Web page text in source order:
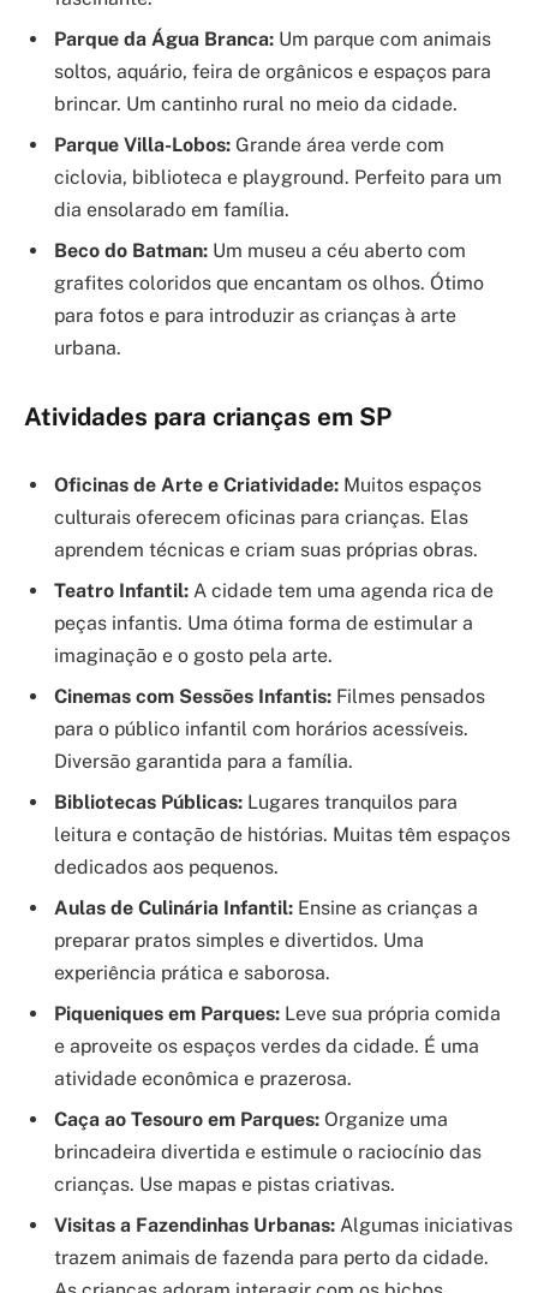
Parque da Água Branca: Um parque com animais
soltos, aquário, feira de orgânicos e espaços para
brincar. Um cantinho rural no meio da cidade.
Parque Villa-Lobos: Grande área verde com
ciclovia, biblioteca e playground. Perfeito para um
dia ensolarado em família.
Beco do Batman: Um museu a céu aberto com
grafites coloridos que encantam os olhos. Ótimo
para fotos e para introduzir as crianças à arte
urbana.
Atividades para crianças em SP
Oficinas de Arte e Criatividade: Muitos espaços
culturais oferecem oficinas para crianças. Elas
aprendem técnicas e criam suas próprias obras.
Teatro Infantil: A cidade tem uma agenda rica de
peças infantis. Uma ótima forma de estimular a
imaginação e o gosto pela arte.
Cinemas com Sessões Infantis: Filmes pensados
para o público infantil com horários acessíveis.
Diversão garantida para a família.
Bibliotecas Públicas: Lugares tranquilos para
leitura e contação de histórias. Muitas têm espaços
dedicados aos pequenos.
Aulas de Culinária Infantil: Ensine as crianças a
preparar pratos simples e divertidos. Uma
experiência prática e saborosa.
Piqueniques em Parques: Leve sua própria comida
e aproveite os espaços verdes da cidade. É uma
atividade econômica e prazerosa.
Caça ao Tesouro em Parques: Organize uma
brincadeira divertida e estimule o raciocínio das
crianças. Use mapas e pistas criativas.
Visitas a Fazendinhas Urbanas: Algumas iniciativas
trazem animais de fazenda para perto da cidade.